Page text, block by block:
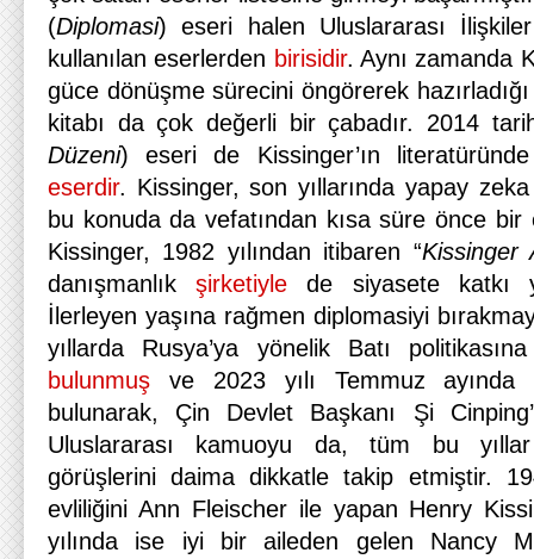
(Diplomasi) eseri halen Uluslararası
kullanılan eserlerden birisidir. Aynı zamanda
güce dönüşme sürecini öngörerek
kitabı da çok değerli bir çabadır. 2014
Düzeni) eseri de Kissinger’ın
eserdir. Kissinger, son yıllarında yapay
bu konuda da vefatından kısa süre önce bir
Kissinger, 1982 yılından itibaren “Kissinger
danışmanlıkşirketiyle de siyasete katkı
İlerleyen yaşına rağmen diplomasiyi
yıllarda Rusya’ya yönelik Batı
bulunmuş ve 2023 yılı Temmuz
bulunarak, Çin Devlet Başkanı Şi
Uluslararası kamuoyu da, tüm bu yıllar
görüşlerini daima dikkatle takip etmiştir.
evliliğini Ann Fleischer ile yapan Henry
yılında ise iyi bir aileden gelen Nancy